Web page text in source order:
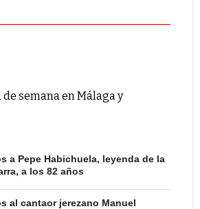
semana en Málaga y
a Pepe Habichuela, leyenda de la
a los 82 años
al cantaor jerezano Manuel